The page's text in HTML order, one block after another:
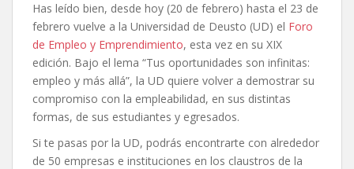
Has leído bien, desde hoy (20 de febrero) hasta el 23 de
febrero vuelve a la Universidad de Deusto (UD) el Foro
de Empleo y Emprendimiento, esta vez en su XIX
edición. Bajo el lema “Tus oportunidades son infinitas:
empleo y más allá”, la UD quiere volver a demostrar su
compromiso con la empleabilidad, en sus distintas
formas, de sus estudiantes y egresados.
Si te pasas por la UD, podrás encontrarte con alrededor
de 50 empresas e instituciones en los claustros de la